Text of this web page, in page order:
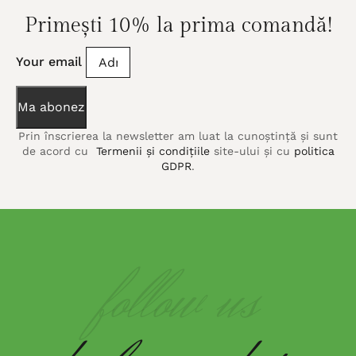
Primești 10% la prima comandă!
Your email
Ma abonez
Prin înscrierea la newsletter am luat la cunoștință și sunt
de acord cu
Termenii și condițiilesite-ului și cu politica
GDPR.
follow us